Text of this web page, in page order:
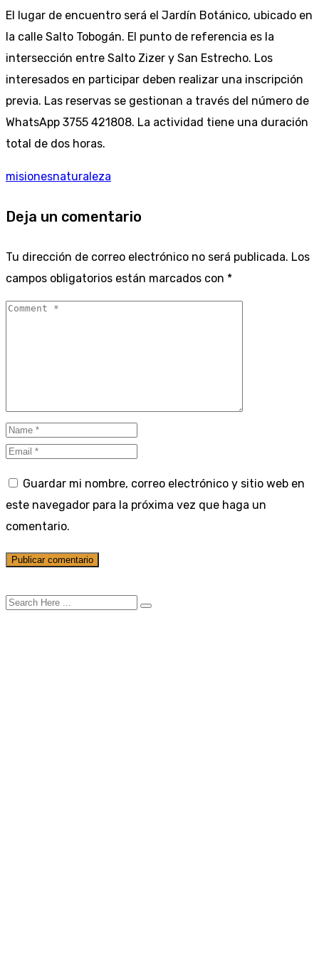
El lugar de encuentro será el Jardín Botánico, ubicado en
la calle Salto Tobogán. El punto de referencia es la
intersección entre Salto Zizer y San Estrecho. Los
interesados en participar deben realizar una inscripción
previa. Las reservas se gestionan a través del número de
WhatsApp 3755 421808. La actividad tiene una duración
total de dos horas.
misionesnaturaleza
Deja un comentario
Tu dirección de correo electrónico no será publicada. Los
campos obligatorios están marcados con *
Guardar mi nombre, correo electrónico y sitio web en
este navegador para la próxima vez que haga un
comentario.